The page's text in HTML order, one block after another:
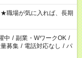
就業はご案内できませ
社会保険への加入対象
の原則禁止）により、
場合があります
場が気に入れば、長期
中 / 副業・WワークOK /
募集 / 電話対応なし / パ